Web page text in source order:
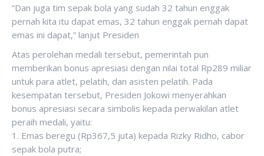
“Dan juga tim sepak bola yang sudah 32 tahun enggak
pernah kita itu dapat emas, 32 tahun enggak pernah dapat
emas ini dapat,” lanjut Presiden
Atas perolehan medali tersebut, pemerintah pun
memberikan bonus apresiasi dengan nilai total Rp289 miliar
untuk para atlet, pelatih, dan asisten pelatih. Pada
kesempatan tersebut, Presiden Jokowi menyerahkan
bonus apresiasi secara simbolis kepada perwakilan atlet
peraih medali, yaitu:
1. Emas beregu (Rp367,5 juta) kepada Rizky Ridho, cabor
sepak bola putra;